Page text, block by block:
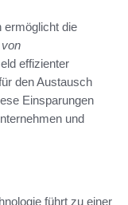
ermöglicht die
effizienter
den Austausch
Einsparungen
und
führt zu einer